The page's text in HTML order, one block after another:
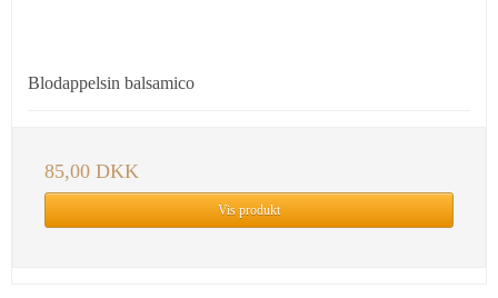
Blodappelsin balsamico
85,00 DKK
Vis produkt